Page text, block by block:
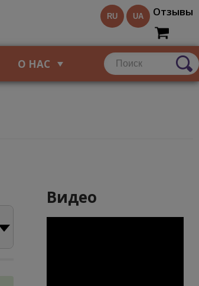
RU UA Отзывы
О НАС
Видео